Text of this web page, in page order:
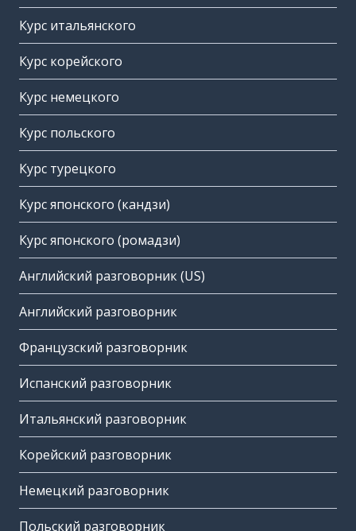
Курс итальянского
Курс корейского
Курс немецкого
Курс польского
Курс турецкого
Курс японского (кандзи)
Курс японского (ромадзи)
Английский разговорник (US)
Английский разговорник
Французский разговорник
Испанский разговорник
Итальянский разговорник
Корейский разговорник
Немецкий разговорник
Польский разговорник